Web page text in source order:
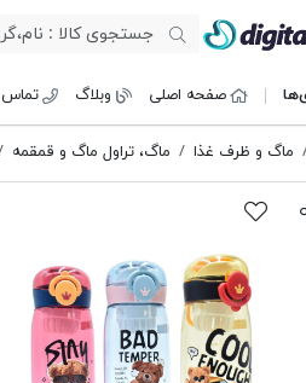
صفحه اصلی وبلاگ تماس
ماگ و ظرف غذا ماگ، تراول ماگ و قمقمه